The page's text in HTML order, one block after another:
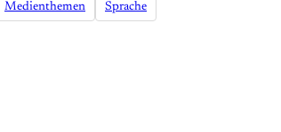
Medienthemen Sprache